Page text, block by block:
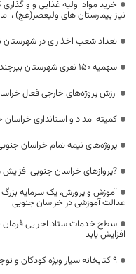
خرید مواد اولیه غذایی و
نیاز بیمارستان های ولیعصر(عج) ،
تعداد شعب اخذ رای در شهرستان نهبندان به ۹۹
سهمیه 150 نفری شهرستان بیرجند در طرح یارانه دستمزد
ارزش پروژه‌های خارجی فعال خراسان جنوبی به ۲۶۵
کمیته امداد و استانداری
پروژه‌های نیمه تمام خراسان
?پروازهای خراسان جنوبی افزایش
عدالت آموزشی در خراسان جنوبی
سطح خدمات ستاد اجرایی
افزایش یابد
۹ کتابخانه سیار ویژه کودکان و نوجوانان در خراسان جنوبی فعال است